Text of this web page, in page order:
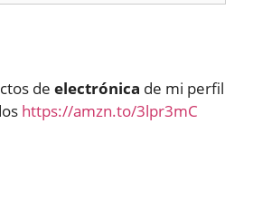
de electrónica de mi perfil
https://amzn.to/3lpr3mC